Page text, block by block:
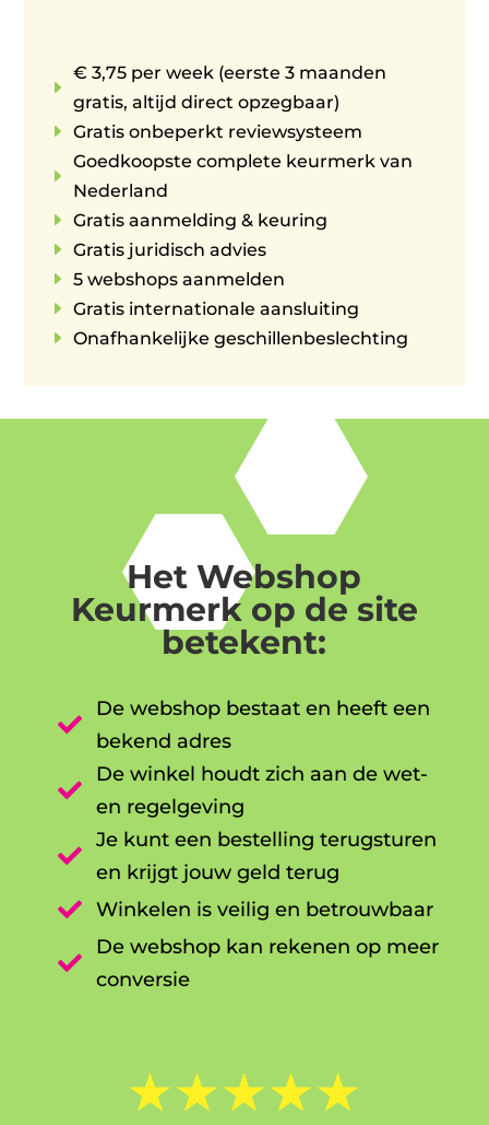
E
€ 3,75 per week (eerste 3 maanden
gratis, altijd direct opzegbaar)
E Gratis onbeperkt reviewsysteem
E
Goedkoopste complete keurmerk van
Nederland
E Gratis aanmelding & keuring
E Gratis juridisch advies
E 5 webshops aanmelden
E Gratis internationale aansluiting
E Onafhankelijke geschillenbeslechting
Het Webshop
Keurmerk op de site
betekent:

De webshop bestaat en heeft een
bekend adres

De winkel houdt zich aan de wet-
en regelgeving

Je kunt een bestelling terugsturen
en krijgt jouw geld terug

Winkelen is veilig en betrouwbaar

De webshop kan rekenen op meer
conversie
☆☆☆☆☆